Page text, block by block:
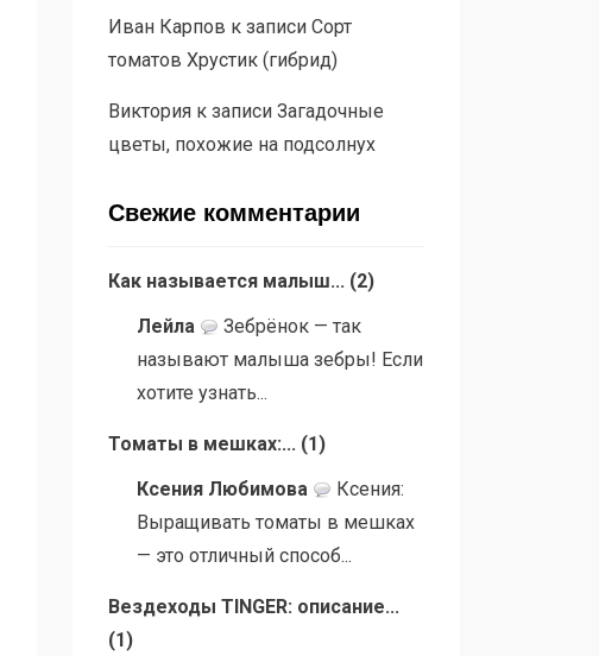
Иван Карпов к записи Сорт
томатов Хрустик (гибрид)
Викторияк записи Загадочные
цветы, похожие на подсолнух
Свежие комментарии
Как называется малыш... (2)
Лейла
Зебрёнок — так
называют малыша зебры! Если
хотите узнать...
Томаты в мешках:... (1)
Ксения Любимова
Ксения:
Выращивать томаты в мешках
— это отличный способ...
Вездеходы TINGER: описание...
(1)